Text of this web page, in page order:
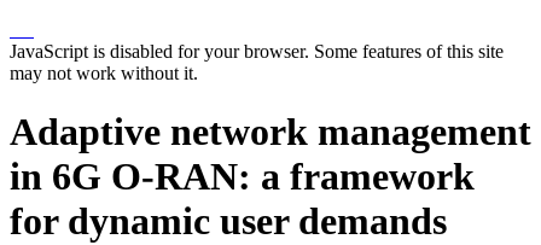
JavaScript is disabled for your browser. Some features of this site
may not work without it.
Adaptive network management
in 6G O-RAN: a framework
for dynamic user demands